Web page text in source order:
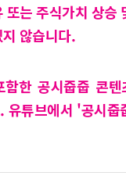
또는 주식가치 상승
않습니다.
한 공시줍줍 콘텐
유튜브에서 '공시줍